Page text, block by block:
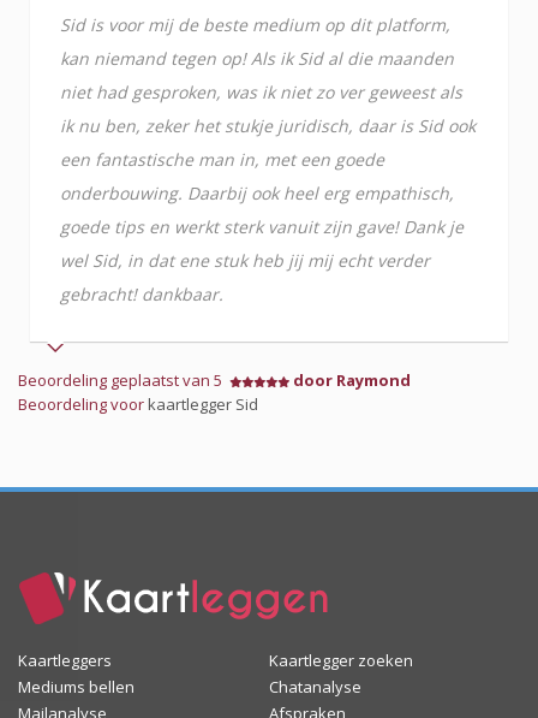
Sid is voor mij de beste medium op dit platform,
kan niemand tegen op! Als ik Sid al die maanden
niet had gesproken, was ik niet zo ver geweest als
ik nu ben, zeker het stukje juridisch, daar is Sid ook
een fantastische man in, met een goede
onderbouwing. Daarbij ook heel erg empathisch,
goede tips en werkt sterk vanuit zijn gave! Dank je
wel Sid, in dat ene stuk heb jij mij echt verder
gebracht! dankbaar.
Beoordeling geplaatst van 5
door Raymond
Beoordeling voorkaartlegger Sid
Kaartleggers
Kaartlegger zoeken
Mediums bellen
Chatanalyse
Mailanalyse
Afspraken